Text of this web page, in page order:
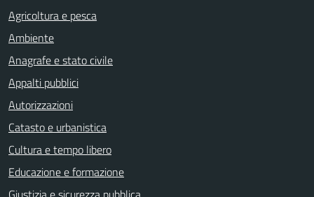
Agricoltura e pesca
Ambiente
Anagrafe e stato civile
Appalti pubblici
Autorizzazioni
Catasto e urbanistica
Cultura e tempo libero
Educazione e formazione